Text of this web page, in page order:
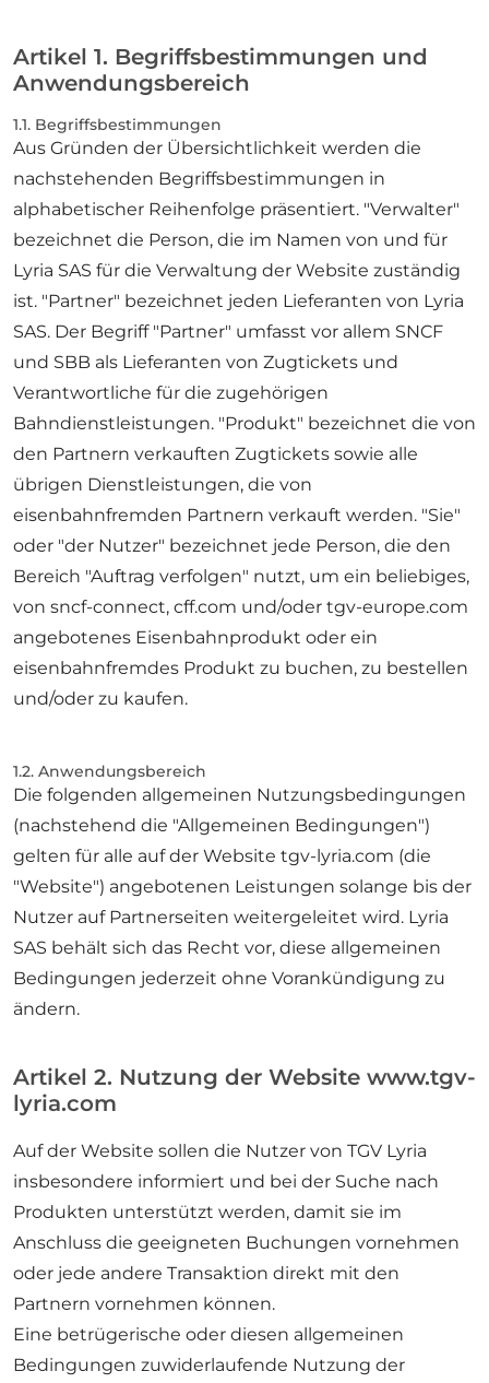
Artikel 1. Begriffsbestimmungen und
Anwendungsbereich
1.1. Begriffsbestimmungen
Aus Gründen der Übersichtlichkeit werden die
nachstehenden Begriffsbestimmungen in
alphabetischer Reihenfolge präsentiert. "Verwalter"
bezeichnet die Person, die im Namen von und für
Lyria SAS für die Verwaltung der Website zuständig
ist. "Partner" bezeichnet jeden Lieferanten von Lyria
SAS. Der Begriff "Partner" umfasst vor allem SNCF
und SBB als Lieferanten von Zugtickets und
Verantwortliche für die zugehörigen
Bahndienstleistungen. "Produkt" bezeichnet die von
den Partnern verkauften Zugtickets sowie alle
übrigen Dienstleistungen, die von
eisenbahnfremden Partnern verkauft werden. "Sie"
oder "der Nutzer" bezeichnet jede Person, die den
Bereich "Auftrag verfolgen" nutzt, um ein beliebiges,
von sncf-connect, cff.com und/oder tgv-europe.com
angebotenes Eisenbahnprodukt oder ein
eisenbahnfremdes Produkt zu buchen, zu bestellen
und/oder zu kaufen.
1.2. Anwendungsbereich
Die folgenden allgemeinen Nutzungsbedingungen
(nachstehend die "Allgemeinen Bedingungen")
gelten für alle auf der Website tgv-lyria.com (die
"Website") angebotenen Leistungen solange bis der
Nutzer auf Partnerseiten weitergeleitet wird. Lyria
SAS behält sich das Recht vor, diese allgemeinen
Bedingungen jederzeit ohne Vorankündigung zu
ändern.
Artikel 2. Nutzung der Website www.tgv-
lyria.com
Auf der Website sollen die Nutzer von TGV Lyria
insbesondere informiert und bei der Suche nach
Produkten unterstützt werden, damit sie im
Anschluss die geeigneten Buchungen vornehmen
oder jede andere Transaktion direkt mit den
Partnern vornehmen können.
Eine betrügerische oder diesen allgemeinen
Bedingungen zuwiderlaufende Nutzung der